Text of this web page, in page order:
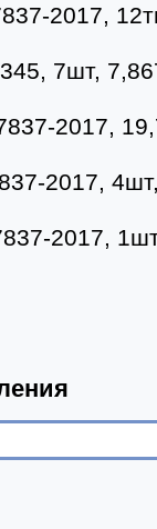
2017,
7шт,
2017,
2017,
2017,